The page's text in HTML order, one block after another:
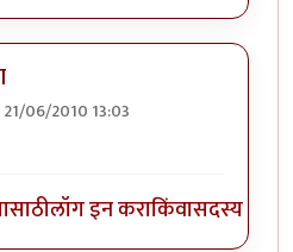
21/06/2010 13:03
लॉग इन कराकिंवासदस्य व्हा